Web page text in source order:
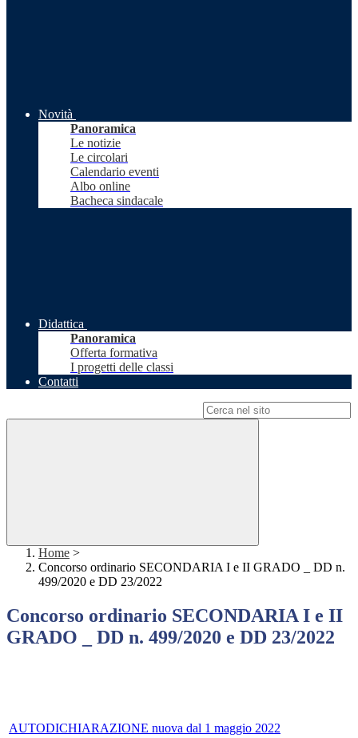
Novità
Panoramica
Le notizie
Le circolari
Calendario eventi
Albo online
Bacheca sindacale
Didattica
Panoramica
Offerta formativa
I progetti delle classi
Contatti
Home >
Concorso ordinario SECONDARIA I e II GRADO _ DD n.
499/2020 e DD 23/2022
Concorso ordinario SECONDARIA I e II
GRADO _ DD n. 499/2020 e DD 23/2022
AUTODICHIARAZIONE nuova dal 1 maggio 2022